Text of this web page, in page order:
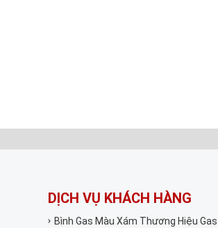
DỊCH VỤ KHÁCH HÀNG
Bình Gas Màu Xám Thương Hiệu Gas